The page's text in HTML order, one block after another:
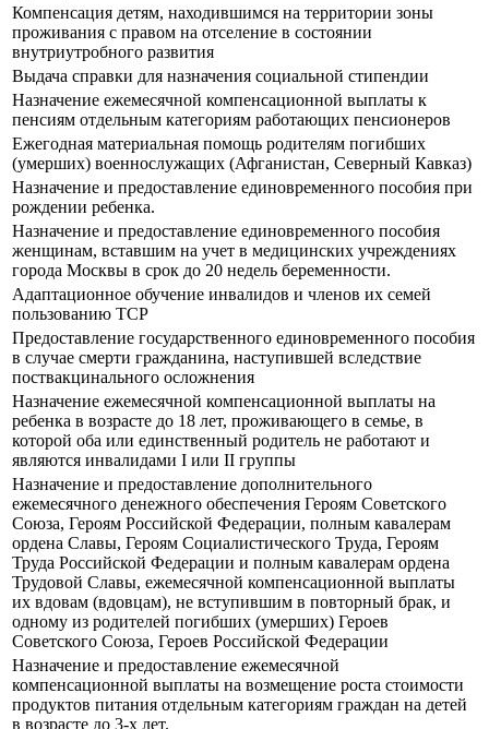
Компенсация детям, находившимся на территории зоны
проживания с правом на отселение в состоянии
внутриутробного развития
Выдача справки для назначения социальной стипендии
Назначение ежемесячной компенсационной выплаты к
пенсиям отдельным категориям работающих пенсионеров
Ежегодная материальная помощь родителям погибших
(умерших) военнослужащих (Афганистан, Северный Кавказ)
Назначение и предоставление единовременного пособия при
рождении ребенка.
Назначение и предоставление единовременного пособия
женщинам, вставшим на учет в медицинских учреждениях
города Москвы в срок до 20 недель беременности.
Адаптационное обучение инвалидов и членов их семей
пользованию ТСР
Предоставление государственного единовременного пособия
в случае смерти гражданина, наступившей вследствие
поствакцинального осложнения
Назначение ежемесячной компенсационной выплаты на
ребенка в возрасте до 18 лет, проживающего в семье, в
которой оба или единственный родитель не работают и
являются инвалидами I или II группы
Назначение и предоставление дополнительного
ежемесячного денежного обеспечения Героям Советского
Союза, Героям Российской Федерации, полным кавалерам
ордена Славы, Героям Социалистического Труда, Героям
Труда Российской Федерации и полным кавалерам ордена
Трудовой Славы, ежемесячной компенсационной выплаты
их вдовам (вдовцам), не вступившим в повторный брак, и
одному из родителей погибших (умерших) Героев
Советского Союза, Героев Российской Федерации
Назначение и предоставление ежемесячной
компенсационной выплаты на возмещение роста стоимости
продуктов питания отдельным категориям граждан на детей
в возрасте до 3-х лет.